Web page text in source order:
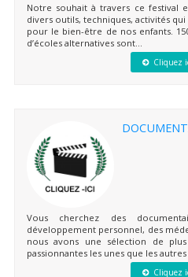
Notre souhait à travers ce festival
divers outils, techniques, activités
pour le bien-être de nos enfants.
d’écoles alternatives sont...
Cliquez
Vous cherchez des
développement personnel, des
nous avons une sélection de
passionnantes les unes que les autres
Cliquez